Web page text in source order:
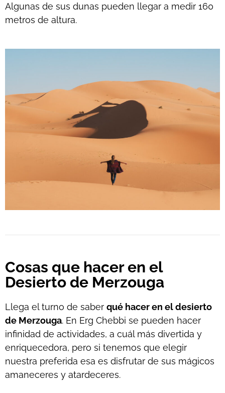
Algunas de sus dunas pueden llegar a medir 160
metros de altura.
Cosas que hacer en el
Desierto de Merzouga
Llega el turno de saber qué hacer en el desierto
de Merzouga. En Erg Chebbi se pueden hacer
infinidad de actividades, a cuál más divertida y
enriquecedora, pero si tenemos que elegir
nuestra preferida esa es disfrutar de sus mágicos
amaneceres y atardeceres.